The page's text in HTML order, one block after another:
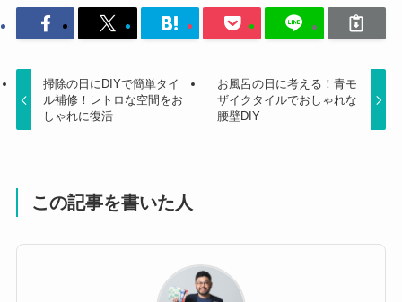
掃除の日にDIYで簡単タイ
ル補修！レトロな空間をお
しゃれに復活
お風呂の日に考える！青モ
ザイクタイルでおしゃれな
腰壁DIY
この記事を書いた人